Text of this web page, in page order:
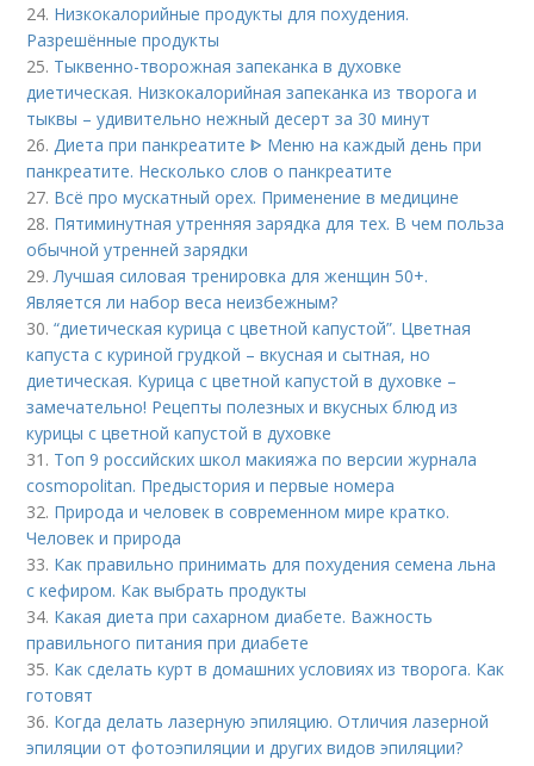
24. Низкокалорийные продукты для похудения.
Разрешённые продукты
25. Тыквенно-творожная запеканка в духовке
диетическая. Низкокалорийная запеканка из творога и
тыквы – удивительно нежный десерт за 30 минут
26.Диета при панкреатите ᐈ Меню на каждый день при
панкреатите. Несколько слов о панкреатите
27. Всё про мускатный орех. Применение в медицине
28. Пятиминутная утренняя зарядка для тех. В чем польза
обычной утренней зарядки
29.Лучшая силовая тренировка для женщин 50+.
Является ли набор веса неизбежным?
30.“диетическая курица с цветной капустой”. Цветная
капуста с куриной грудкой – вкусная и сытная, но
диетическая. Курица с цветной капустой в духовке –
замечательно! Рецепты полезных и вкусных блюд из
курицы с цветной капустой в духовке
31. Топ 9 российских школ макияжа по версии журнала
cosmopolitan. Предыстория и первые номера
32. Природа и человек в современном мире кратко.
Человек и природа
33. Как правильно принимать для похудения семена льна
с кефиром. Как выбрать продукты
34. Какая диета при сахарном диабете. Важность
правильного питания при диабете
35. Как сделать курт в домашних условиях из творога. Как
готовят
36. Когда делать лазерную эпиляцию. Отличия лазерной
эпиляции от фотоэпиляции и других видов эпиляции?